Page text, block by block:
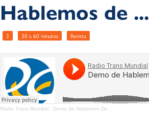
Hablemos de ...
2 30 a 60 minutos Revista
Radio Trans Mundial · Demo de Hablemos De ...